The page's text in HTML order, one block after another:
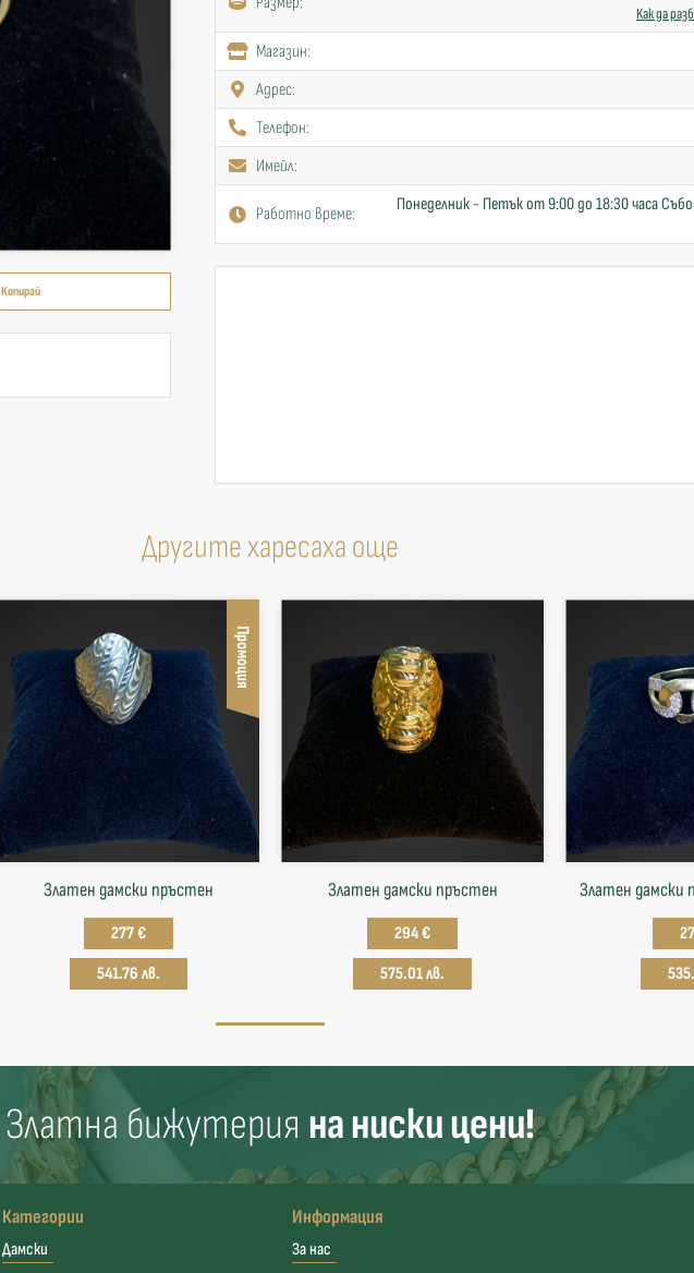
Копирай
Как да
Mагазин:
Адрес:
Телефон:
Имейл:
Работно време:
Понеделник - Петък от 9:00 до 18:30 часа
Другите харесаха още
Промоция
Златен дамски пръстен
277 €
541.76 лв.
Златен дамски пръстен
294 €
575.01 лв.
Златен дамски
Златна бижутерия на ниски цени!
Категории
Дамски
Информация
За нас